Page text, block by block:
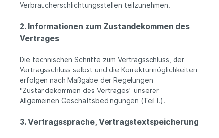
Verbraucherschlichtungsstellen teilzunehmen.
2. Informationen zum Zustandekommen des
Vertrages
Die technischen Schritte zum Vertragsschluss, der
Vertragsschluss selbst und die Korrekturmöglichkeiten
erfolgen nach Maßgabe der Regelungen
"Zustandekommen des Vertrages" unserer
Allgemeinen Geschäftsbedingungen (Teil I.).
3. Vertragssprache, Vertragstextspeicherung